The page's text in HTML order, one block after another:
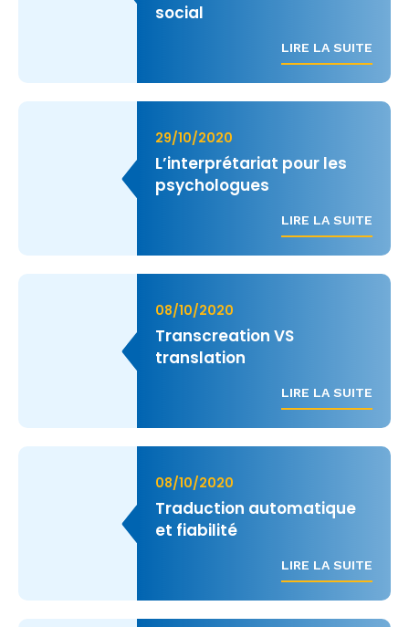
social
LIRE LA SUITE
29/10/2020
L’interprétariat pour les
psychologues
LIRE LA SUITE
08/10/2020
Transcreation VS
translation
LIRE LA SUITE
08/10/2020
Traduction automatique
et fiabilité
LIRE LA SUITE